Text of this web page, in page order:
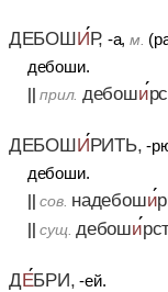
ДЕБОШИР, -а,м.
дебоши.
||прил. дебоши
ДЕБОШИРИТЬ, -
дебоши.
||сов. надебоши
||сущ. дебоши
ДЕБРИ, -ей.